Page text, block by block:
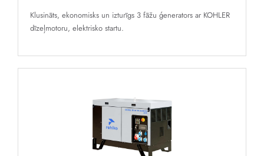
Klusināts, ekonomisks un izturīgs 3 fāžu ģenerators ar KOHLER
dīzeļmotoru, elektrisko startu.